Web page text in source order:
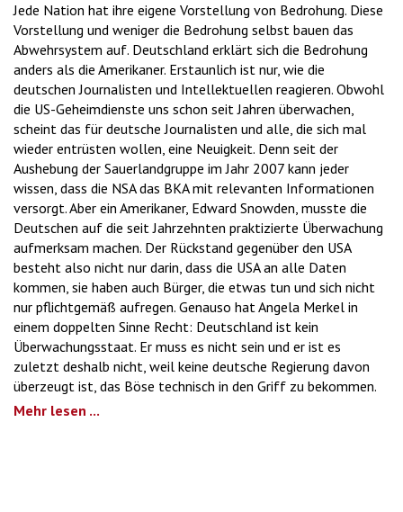
Jede Nation hat ihre eigene Vorstellung von Bedrohung. Diese
Vorstellung und weniger die Bedrohung selbst bauen das
Abwehrsystem auf. Deutschland erklärt sich die Bedrohung
anders als die Amerikaner. Erstaunlich ist nur, wie die
deutschen Journalisten und Intellektuellen reagieren. Obwohl
die US-Geheimdienste uns schon seit Jahren überwachen,
scheint das für deutsche Journalisten und alle, die sich mal
wieder entrüsten wollen, eine Neuigkeit. Denn seit der
Aushebung der Sauerlandgruppe im Jahr 2007 kann jeder
wissen, dass die NSA das BKA mit relevanten Informationen
versorgt. Aber ein Amerikaner, Edward Snowden, musste die
Deutschen auf die seit Jahrzehnten praktizierte Überwachung
aufmerksam machen. Der Rückstand gegenüber den USA
besteht also nicht nur darin, dass die USA an alle Daten
kommen, sie haben auch Bürger, die etwas tun und sich nicht
nur pflichtgemäß aufregen. Genauso hat Angela Merkel in
einem doppelten Sinne Recht: Deutschland ist kein
Überwachungsstaat. Er muss es nicht sein und er ist es
zuletzt deshalb nicht, weil keine deutsche Regierung davon
überzeugt ist, das Böse technisch in den Griff zu bekommen.
Mehr lesen ...